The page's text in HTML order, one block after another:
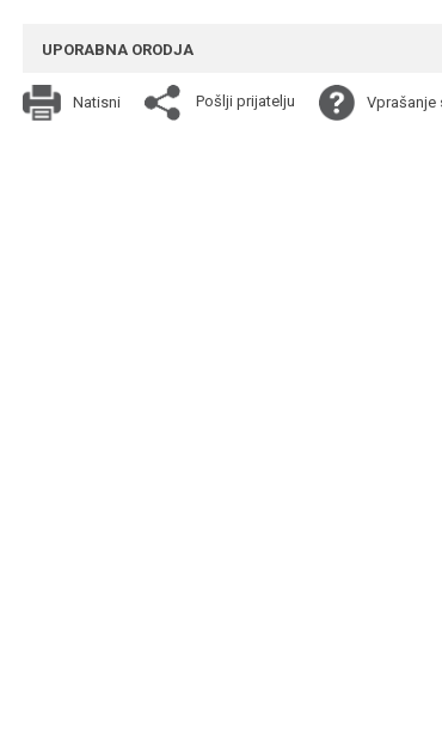
UPORABNA ORODJA
Natisni Pošlji prijatelju Vprašanje